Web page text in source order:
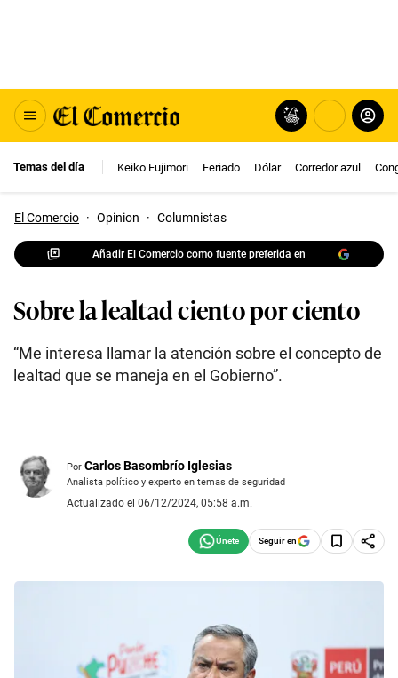
Temas del día Keiko Fujimori Feriado Dólar Corredor azul
El Comercio · Opinion · Columnistas
Añadir El Comercio como fuente preferida en
Sobre la lealtad ciento por ciento
“Me interesa llamar la atención sobre el concepto de
lealtad que se maneja en el Gobierno”.
Por Carlos Basombrío Iglesias
Analista político y experto en temas de seguridad
Actualizado el 06/12/2024, 05:58 a.m.
Seguir en